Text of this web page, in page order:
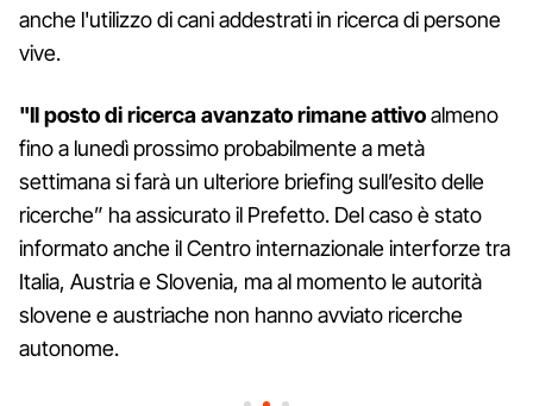
anche l'utilizzo di cani addestrati in ricerca di persone
vive.
"Il posto di ricerca avanzato rimane attivoalmeno
fino a lunedì prossimo probabilmente a metà
settimana si farà un ulteriore briefing sull’esito delle
ricerche” ha assicurato il Prefetto. Del caso è stato
informato anche il Centro internazionale interforze tra
Italia, Austria e Slovenia, ma al momento le autorità
slovene e austriache non hanno avviato ricerche
autonome.